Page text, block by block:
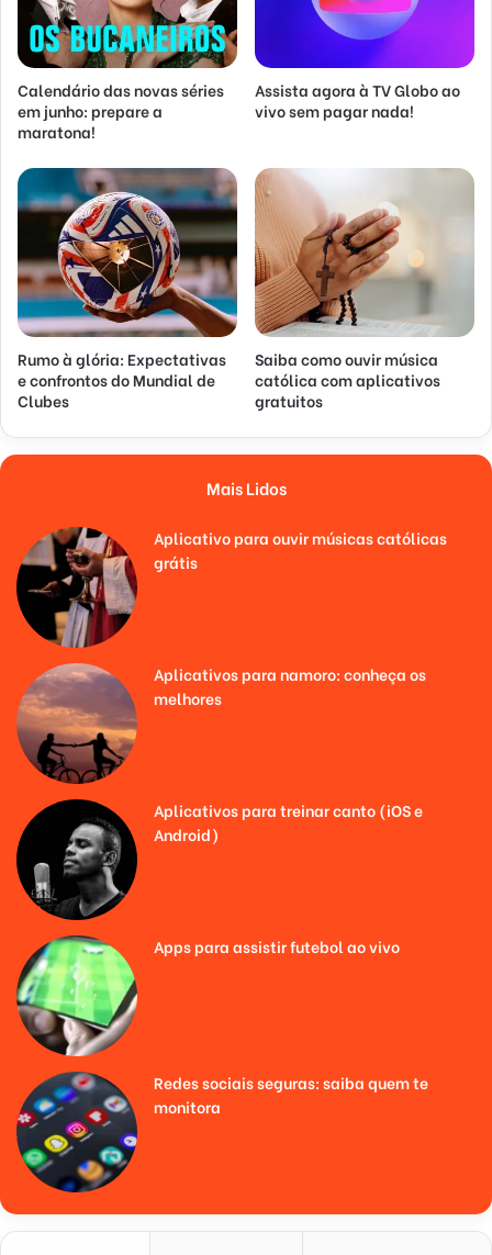
Calendário das novas séries
em junho: prepare a
maratona!
Assista agora à TV Globo ao
vivo sem pagar nada!
Rumo à glória: Expectativas
e confrontos do Mundial de
Clubes
Saiba como ouvir música
católica com aplicativos
gratuitos
Mais Lidos
Aplicativo para ouvir músicas católicas
grátis
Aplicativos para namoro: conheça os
melhores
Aplicativos para treinar canto (iOS e
Android)
Apps para assistir futebol ao vivo
Redes sociais seguras: saiba quem te
monitora